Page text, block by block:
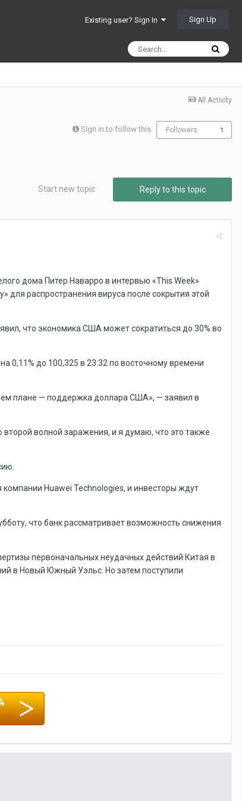
Existing user? Sign In Sign Up
All Activity
Sign in to follow this Followers 1
Reply to this topic
Start new topic
дома Питер Наварро в интервью «This Week»
для распространения вируса после сокрытия этой
что экономика США может сократиться до 30% во
0,11% до 100,325 в 23:32 по восточному времени
плане — поддержка доллара США», — заявил в
волной заражения, и я думаю, что это также
Huawei Technologies, и инвесторы ждут
что банк рассматривает возможность снижения
первоначальных неудачных действий Китая в
в Новый Южный Уэльс. Но затем поступили